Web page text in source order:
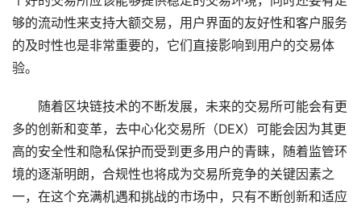
够的流动性来支持大额交易，用户界面的友好性和客户服务
的及时性也是非常重要的，它们直接影响到用户的交易体
验。
随着区块链技术的不断发展，未来的交易所可能会有更
多的创新和变革，去中心化交易所（DEX）可能会因为其更
高的安全性和隐私保护而受到更多用户的青睐，随着监管环
境的逐渐明朗，合规性也将成为交易所竞争的关键因素之
一，在这个充满机遇和挑战的市场中，只有不断创新和适应